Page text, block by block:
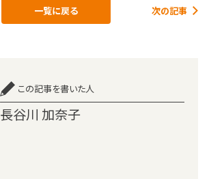
一覧に戻る 次の記事
この記事を書いた人
長谷川 加奈子